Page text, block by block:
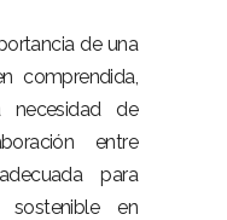
de una
comprendida,
necesidad de
entre
para
sostenible en